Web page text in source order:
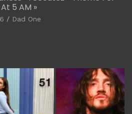
5 AM »
Dad One